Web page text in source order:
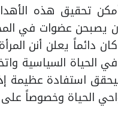
تحقيق هذه
يصبحن عضوات في
كان دائماً يعلن أنن
الحياة السياسية
استفادة عظيمة
الحياة وخصوصاً